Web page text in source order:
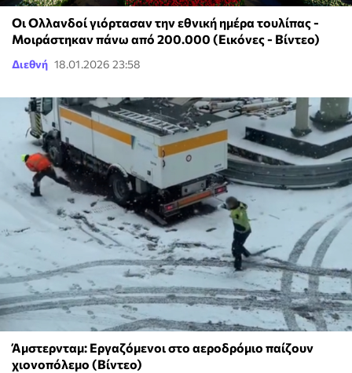
Οι Ολλανδοί γιόρτασαν την εθνική ημέρα τουλίπας -
Μοιράστηκαν πάνω από 200.000 (Εικόνες - Βίντεο)
Διεθνή 18.01.2026 23:58
Άμστερνταμ: Εργαζόμενοι στο αεροδρόμιο παίζουν
χιονοπόλεμο (Βίντεο)